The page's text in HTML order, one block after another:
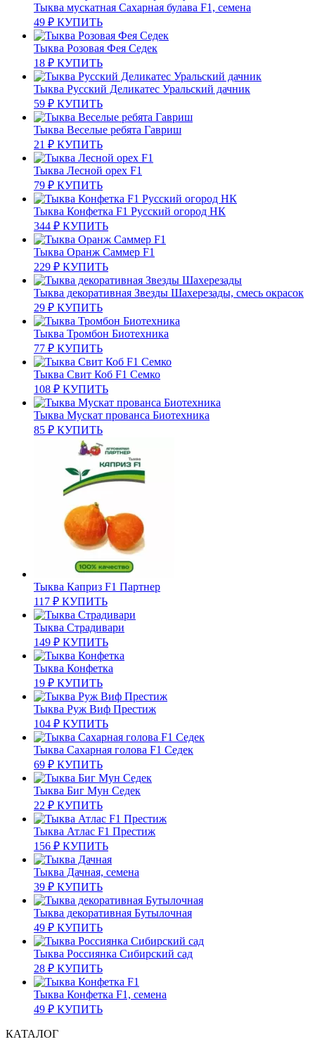
Тыква мускатная Сахарная булава F1, семена
49 ₽ КУПИТЬ
Тыква Розовая Фея Седек
18 ₽ КУПИТЬ
Тыква Русский Деликатес Уральский дачник
59 ₽ КУПИТЬ
Тыква Веселые ребята Гавриш
21 ₽ КУПИТЬ
Тыква Лесной орех F1
79 ₽ КУПИТЬ
Тыква Конфетка F1 Русский огород НК
344 ₽ КУПИТЬ
Тыква Оранж Саммер F1
229 ₽ КУПИТЬ
Тыква декоративная Звезды Шахерезады, смесь окрасок
29 ₽ КУПИТЬ
Тыква Тромбон Биотехника
77 ₽ КУПИТЬ
Тыква Свит Коб F1 Семко
108 ₽ КУПИТЬ
Тыква Мускат прованса Биотехника
85 ₽ КУПИТЬ
Тыква Каприз F1 Партнер
117 ₽ КУПИТЬ
Тыква Страдивари
149 ₽ КУПИТЬ
Тыква Конфетка
19 ₽ КУПИТЬ
Тыква Руж Виф Престиж
104 ₽ КУПИТЬ
Тыква Сахарная голова F1 Седек
69 ₽ КУПИТЬ
Тыква Биг Мун Седек
22 ₽ КУПИТЬ
Тыква Атлас F1 Престиж
156 ₽ КУПИТЬ
Тыква Дачная, семена
39 ₽ КУПИТЬ
Тыква декоративная Бутылочная
49 ₽ КУПИТЬ
Тыква Россиянка Сибирский сад
28 ₽ КУПИТЬ
Тыква Конфетка F1, семена
49 ₽ КУПИТЬ
КАТАЛОГ